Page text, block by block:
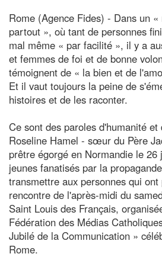
Rome (Agence Fides) - Dans un
partout », où tant de personnes
mal même « par facilité », il y a
et femmes de foi et de bonne
témoignent de « la bien et de
Et il vaut toujours la peine de
histoires et de les raconter.
Ce sont des paroles d'humanité et
Roseline Hamel - sœur du Père
prêtre égorgé en Normandie le
jeunes fanatisés par la
transmettre aux personnes qui
rencontre de l'après-midi du
Saint Louis des Français,
Fédération des Médias
Jubilé de la Communication »
Rome.